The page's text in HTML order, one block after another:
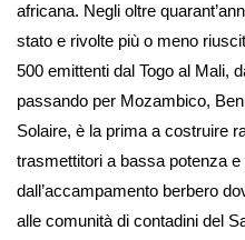
africana. Negli oltre
stato e rivolte più o meno
500 emittenti dal Togo al Mali,
passando per Mozambico,
Solaire, è la prima a costruire
trasmettitori a bassa potenza e
dall’accampamento berbero
alle comunità di contadini del